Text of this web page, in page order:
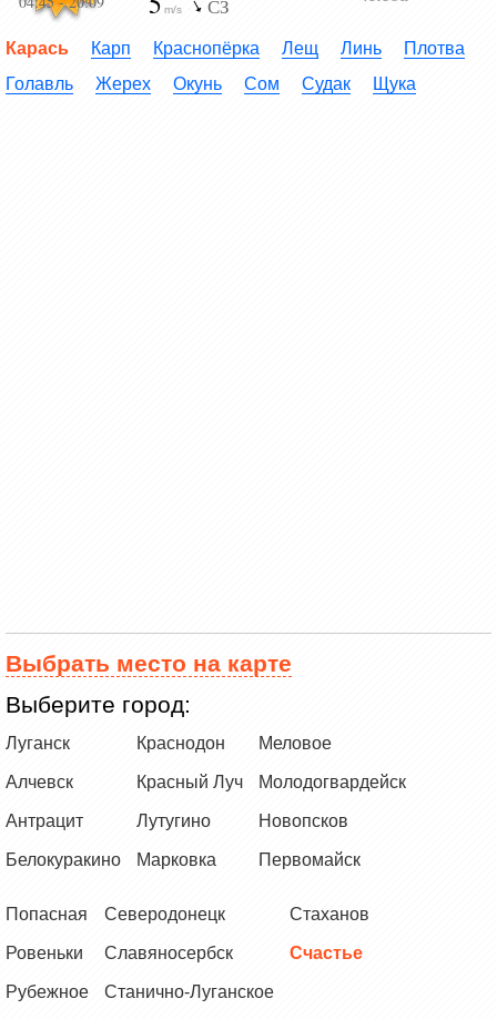
m/s СЗ
Карась Карп Краснопёрка Лещ Линь
Плотва
Голавль
Жерех Окунь Сом Судак Щука
Выбрать место на карте
Выберите город:
Луганск
Алчевск
Антрацит
Белокуракино
Краснодон
Красный Луч
Лутугино
Марковка
Меловое
Молодогвардейск
Новопсков
Первомайск
Попасная
Ровеньки
Рубежное
Северодонецк
Славяносербск
Станично-Луганское
Стаханов
Счастье